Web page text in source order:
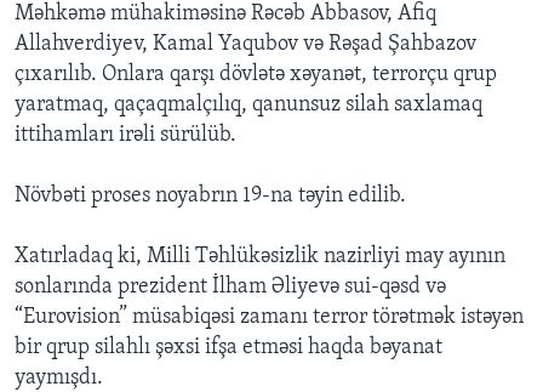
Məhkəmə mühakiməsinə Rəcəb Abbasov, Afiq
Allahverdiyev, Kamal Yaqubov və Rəşad Şahbazov
çıxarılıb. Onlara qarşı dövlətə xəyanət, terrorçu qrup
yaratmaq, qaçaqmalçılıq, qanunsuz silah saxlamaq
ittihamları irəli sürülüb.
Növbəti proses noyabrın 19-na təyin edilib.
Xatırladaq ki, Milli Təhlükəsizlik nazirliyi may ayının
sonlarında prezident İlham Əliyevə sui-qəsd və
“Eurovision” müsabiqəsi zamanı terror törətmək istəyən
bir qrup silahlı şəxsi ifşa etməsi haqda bəyanat
yaymışdı.